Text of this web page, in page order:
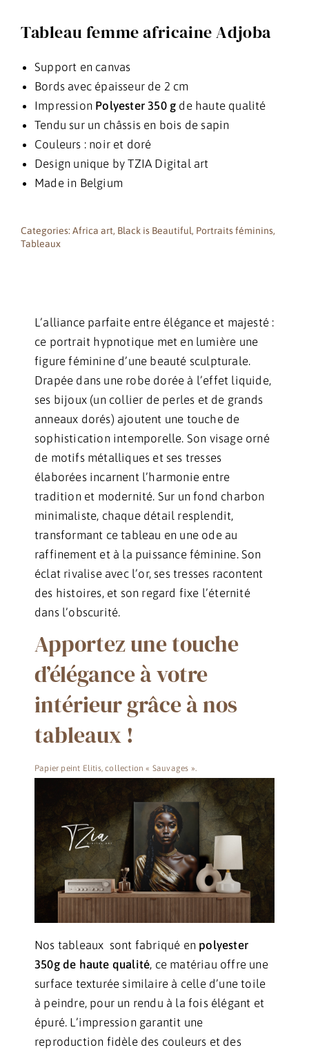
Tableau femme africaine Adjoba
Support en canvas
Bords avec épaisseur de 2 cm
Impression Polyester 350 g de haute qualité
Tendu sur un châssis en bois de sapin
Couleurs : noir et doré
Design unique by TZIA Digital art
Made in Belgium
Categories: Africa art, Black is Beautiful, Portraits féminins,
Tableaux
L’alliance parfaite entre élégance et majesté :
ce portrait hypnotique met en lumière une
figure féminine d’une beauté sculpturale.
Drapée dans une robe dorée à l’effet liquide,
ses bijoux (un collier de perles et de grands
anneaux dorés) ajoutent une touche de
sophistication intemporelle. Son visage orné
de motifs métalliques et ses tresses
élaborées incarnent l’harmonie entre
tradition et modernité. Sur un fond charbon
minimaliste, chaque détail resplendit,
transformant ce tableau en une ode au
raffinement et à la puissance féminine. Son
éclat rivalise avec l’or, ses tresses racontent
des histoires, et son regard fixe l’éternité
dans l’obscurité.
Apportez une touche
d’élégance à votre
intérieur grâce à nos
tableaux !
Papier peint Elitis, collection « Sauvages ».
Nos tableaux sont fabriqué en polyester
350g de haute qualité, ce matériau offre une
surface texturée similaire à celle d’une toile
à peindre, pour un rendu à la fois élégant et
épuré. L’impression garantit une
reproduction fidèle des couleurs et des